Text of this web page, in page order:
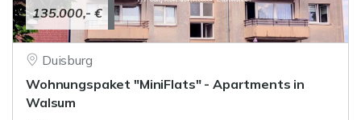
135.000,- €
Duisburg
Wohnungspaket "MiniFlats" - Apartments in
Walsum